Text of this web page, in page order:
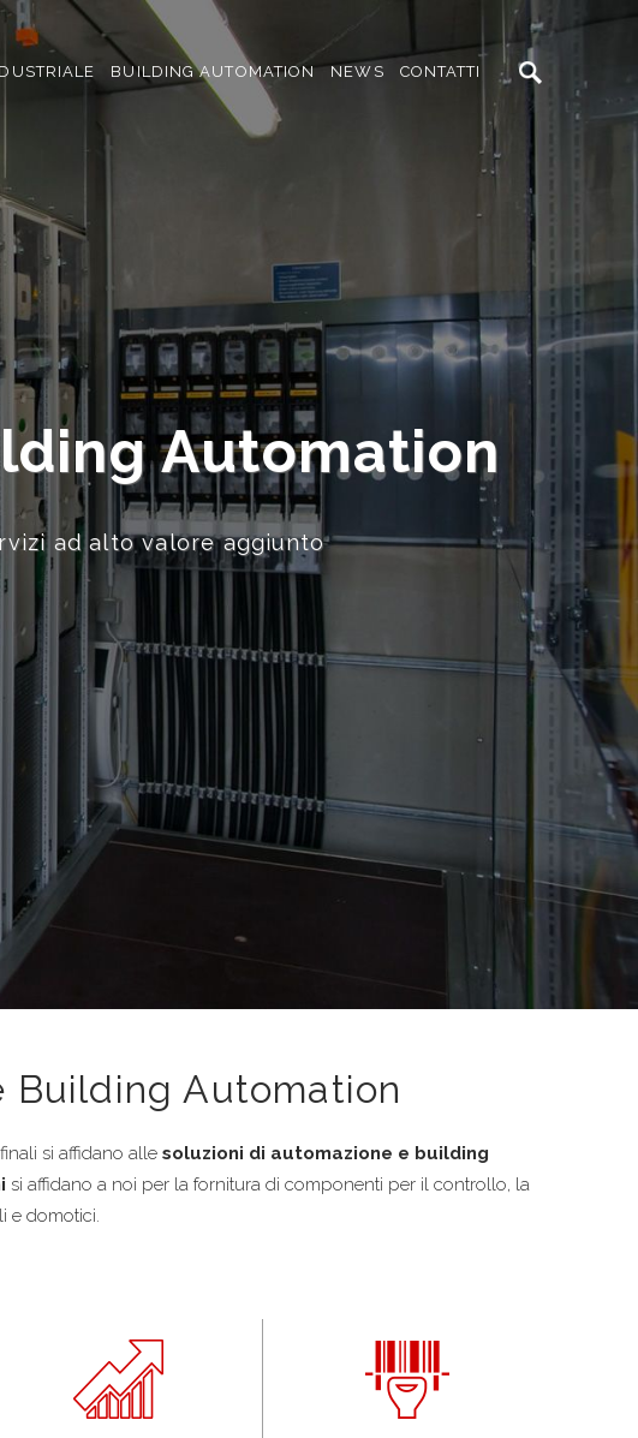
BUILDING AUTOMATION NEWS CONTATTI
la Factory e
è fornire prodotti innovativi e servizi ad alto
Building Automation
si affidano alle soluzioni di automazione e building
si affidano a noi per la fornitura di componenti per il controllo, la
e domotici.